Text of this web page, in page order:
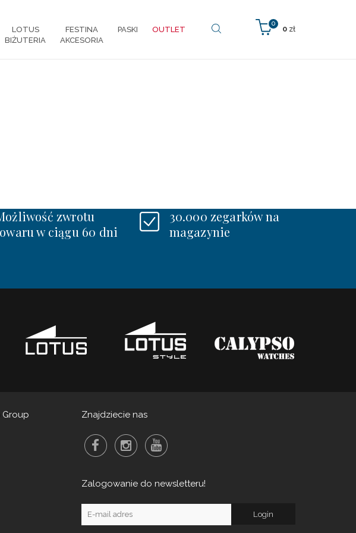
0
0 zł
LOTUS
BIŻUTERIA
FESTINA
AKCESORIA
PASKI OUTLET
zwrotu
w ciągu 60 dni
30.000 zegarków na
magazynie
Group Znajdziecie nas
Zalogowanie do newsletteru!